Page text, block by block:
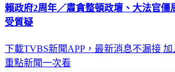
賴政府2周年／肅貪整頓政壇、大法官
受質疑
下載TVBS新聞APP，最新消息不漏接 加
重點新聞一次看